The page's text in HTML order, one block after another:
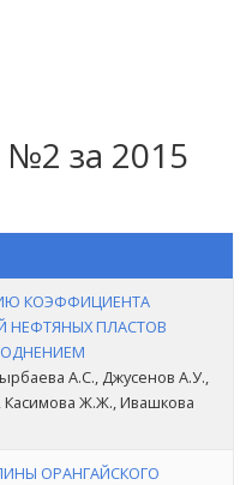
за 2015
КОЭФФИЦИЕНТА
НЕФТЯНЫХ ПЛАСТОВ
А.С., Джусенов А.У.,
Касимова Ж.Ж., Ивашкова
ОРАНГАЙСКОГО